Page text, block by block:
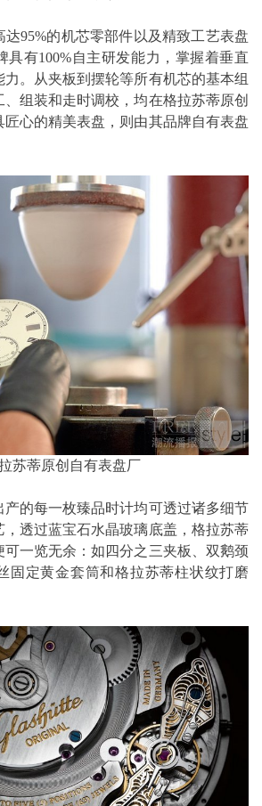
的机芯零部件以及精致工艺表盘
具有100%自主研发能力，掌握着垂直
。从夹板到摆轮等所有机芯的基本组
组装和走时调校，均在格拉苏蒂原创
心的精美表盘，则由其品牌自有表盘
苏蒂原创自有表盘厂
的每一枚臻品时计均可透过诸多细节
，透过蓝宝石水晶玻璃底盖，格拉苏蒂
一览无余：如四分之三夹板、双鹅颈
固定黄金套筒和格拉苏蒂柱状纹打磨